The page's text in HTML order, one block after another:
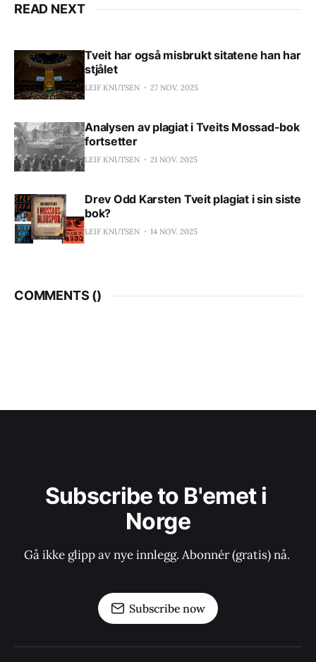
READ NEXT
Tveit har også misbrukt sitatene han har
stjålet
LEIF KNUTSEN 27 NOV. 2025
Analysen av plagiat i Tveits Mossad-bok
fortsetter
LEIF KNUTSEN 21 NOV. 2025
Drev Odd Karsten Tveit plagiat i sin siste
bok?
LEIF KNUTSEN 14 NOV. 2025
COMMENTS ()
Subscribe to B'emet i
Norge
Gå ikke glipp av nye innlegg. Abonnér (gratis) nå.
Subscribe now